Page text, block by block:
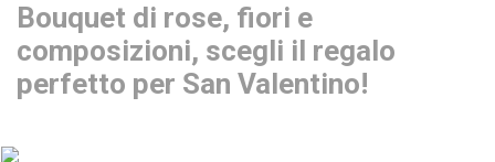
Bouquet di rose, fiori e
composizioni, scegli il regalo
perfetto per San Valentino!